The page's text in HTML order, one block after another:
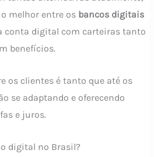
melhor entre os bancos digitais
conta digital com carteiras tanto
benefícios.
os clientes é tanto que até os
se adaptando e oferecendo
e juros.
digital no Brasil?